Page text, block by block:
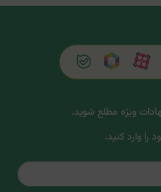
ویژه مطلع شوید.
را وارد کنید.